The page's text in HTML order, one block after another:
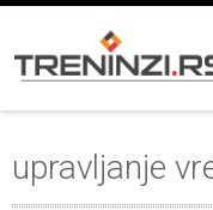
upravljanje